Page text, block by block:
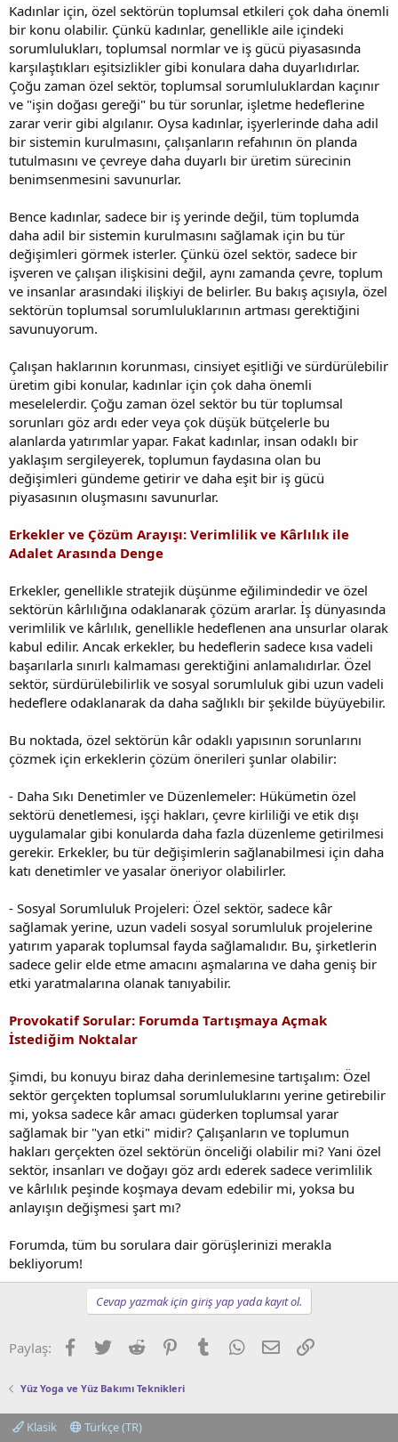
Kadınlar için, özel sektörün toplumsal etkileri çok daha önemli
bir konu olabilir. Çünkü kadınlar, genellikle aile içindeki
sorumlulukları, toplumsal normlar ve iş gücü piyasasında
karşılaştıkları eşitsizlikler gibi konulara daha duyarlıdırlar.
Çoğu zaman özel sektör, toplumsal sorumluluklardan kaçınır
ve "işin doğası gereği" bu tür sorunlar, işletme hedeflerine
zarar verir gibi algılanır. Oysa kadınlar, işyerlerinde daha adil
bir sistemin kurulmasını, çalışanların refahının ön planda
tutulmasını ve çevreye daha duyarlı bir üretim sürecinin
benimsenmesini savunurlar.
Bence kadınlar, sadece bir iş yerinde değil, tüm toplumda
daha adil bir sistemin kurulmasını sağlamak için bu tür
değişimleri görmek isterler. Çünkü özel sektör, sadece bir
işveren ve çalışan ilişkisini değil, aynı zamanda çevre, toplum
ve insanlar arasındaki ilişkiyi de belirler. Bu bakış açısıyla, özel
sektörün toplumsal sorumluluklarının artması gerektiğini
savunuyorum.
Çalışan haklarının korunması, cinsiyet eşitliği ve sürdürülebilir
üretim gibi konular, kadınlar için çok daha önemli
meselelerdir. Çoğu zaman özel sektör bu tür toplumsal
sorunları göz ardı eder veya çok düşük bütçelerle bu
alanlarda yatırımlar yapar. Fakat kadınlar, insan odaklı bir
yaklaşım sergileyerek, toplumun faydasına olan bu
değişimleri gündeme getirir ve daha eşit bir iş gücü
piyasasının oluşmasını savunurlar.
Erkekler ve Çözüm Arayışı: Verimlilik ve Kârlılık ile
Adalet Arasında Denge
Erkekler, genellikle stratejik düşünme eğilimindedir ve özel
sektörün kârlılığına odaklanarak çözüm ararlar. İş dünyasında
verimlilik ve kârlılık, genellikle hedeflenen ana unsurlar olarak
kabul edilir. Ancak erkekler, bu hedeflerin sadece kısa vadeli
başarılarla sınırlı kalmaması gerektiğini anlamalıdırlar. Özel
sektör, sürdürülebilirlik ve sosyal sorumluluk gibi uzun vadeli
hedeflere odaklanarak da daha sağlıklı bir şekilde büyüyebilir.
Bu noktada, özel sektörün kâr odaklı yapısının sorunlarını
çözmek için erkeklerin çözüm önerileri şunlar olabilir:
- Daha Sıkı Denetimler ve Düzenlemeler: Hükümetin özel
sektörü denetlemesi, işçi hakları, çevre kirliliği ve etik dışı
uygulamalar gibi konularda daha fazla düzenleme getirilmesi
gerekir. Erkekler, bu tür değişimlerin sağlanabilmesi için daha
katı denetimler ve yasalar öneriyor olabilirler.
- Sosyal Sorumluluk Projeleri: Özel sektör, sadece kâr
sağlamak yerine, uzun vadeli sosyal sorumluluk projelerine
yatırım yaparak toplumsal fayda sağlamalıdır. Bu, şirketlerin
sadece gelir elde etme amacını aşmalarına ve daha geniş bir
etki yaratmalarına olanak tanıyabilir.
Provokatif Sorular: Forumda Tartışmaya Açmak
İstediğim Noktalar
Şimdi, bu konuyu biraz daha derinlemesine tartışalım: Özel
sektör gerçekten toplumsal sorumluluklarını yerine getirebilir
mi, yoksa sadece kâr amacı güderken toplumsal yarar
sağlamak bir "yan etki" midir? Çalışanların ve toplumun
hakları gerçekten özel sektörün önceliği olabilir mi? Yani özel
sektör, insanları ve doğayı göz ardı ederek sadece verimlilik
ve kârlılık peşinde koşmaya devam edebilir mi, yoksa bu
anlayışın değişmesi şart mı?
Forumda, tüm bu sorulara dair görüşlerinizi merakla
bekliyorum!
Cevap yazmak için giriş yap yada kayıt ol.
Paylaş: Facebook
TwitterReddit PinterestTumblrWhatsApp
E-postaLink
Yüz Yoga ve Yüz Bakımı Teknikleri
Klasik Türkçe (TR)